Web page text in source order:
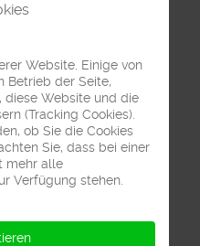
Website. Einige von
Betrieb der Seite,
diese Website und die
(Tracking Cookies).
ob Sie die Cookies
Sie, dass bei einer
mehr alle
Verfügung stehen.